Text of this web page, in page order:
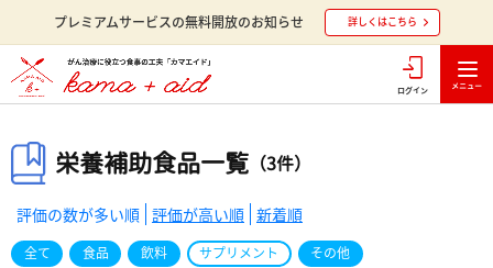
プレミアムサービスの無料開放のお知らせ 詳しくはこちら
ログイン
栄養補助食品一覧 （3件）
評価の数が多い順 評価が高い順 新着順
全て 食品 飲料 サプリメント その他